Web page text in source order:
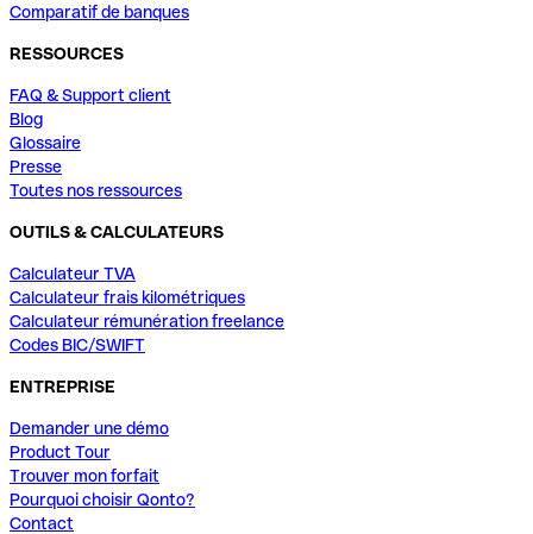
Comparatif de banques
RESSOURCES
FAQ & Support client
Blog
Glossaire
Presse
Toutes nos ressources
OUTILS & CALCULATEURS
Calculateur TVA
Calculateur frais kilométriques
Calculateur rémunération freelance
Codes BIC/SWIFT
ENTREPRISE
Demander une démo
Product Tour
Trouver mon forfait
Pourquoi choisir Qonto?
Contact